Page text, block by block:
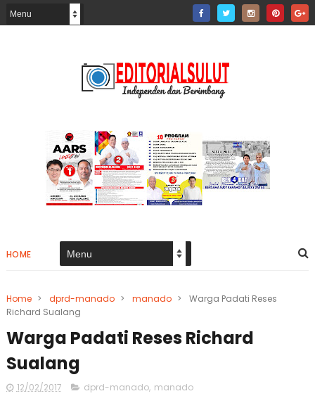
HOME
Home > dprd-manado > manado >
Warga Padati Reses
Richard Sualang
Warga Padati Reses Richard
Sualang
12/02/2017 dprd-manado, manado